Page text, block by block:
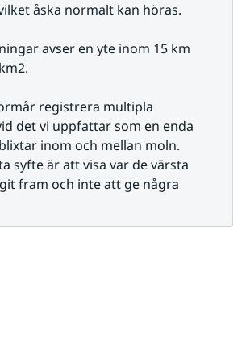
åska normalt kan höras.
avser en yte inom 15 km
registrera multipla
det vi uppfattar som en enda
inom och mellan moln.
syfte är att visa var de värsta
fram och inte att ge några